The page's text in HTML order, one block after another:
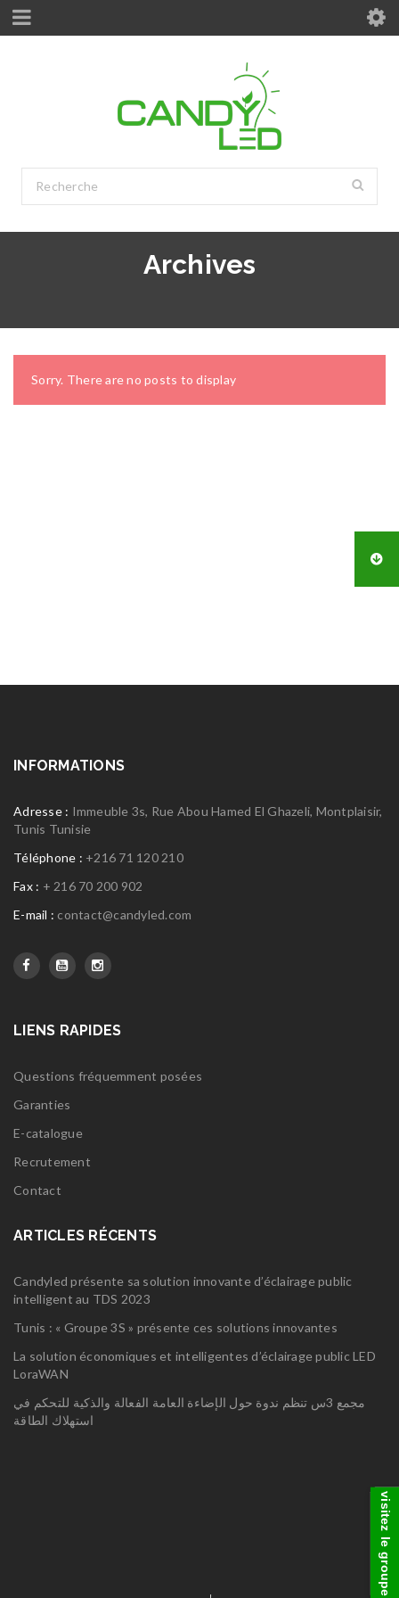
Archives
Sorry. There are no posts to display
INFORMATIONS
Adresse : Immeuble 3s, Rue Abou Hamed El Ghazeli, Montplaisir,
Tunis Tunisie
Téléphone : +216 71 120 210
Fax : + 216 70 200 902
E-mail : contact@candyled.com
LIENS RAPIDES
Questions fréquemment posées
Garanties
E-catalogue
Recrutement
Contact
ARTICLES RÉCENTS
Candyled présente sa solution innovante d’éclairage public
intelligent au TDS 2023
Tunis : « Groupe 3S » présente ces solutions innovantes
La solution économiques et intelligentes d’éclairage public LED
LoraWAN
مجمع 3س تنظم ندوة حول الإضاءة العامة الفعالة والذكية للتحكم في
استهلاك الطاقة
visitez le groupe